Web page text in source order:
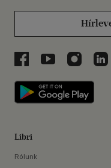
Libri a Facebookon
Libri aLibri
Libri
Rólunk